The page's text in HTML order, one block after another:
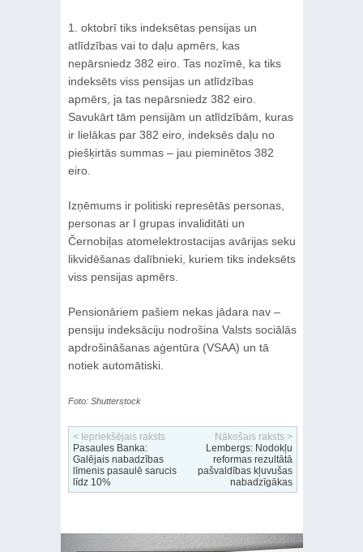
1. oktobrī tiks indeksētas pensijas un
atlīdzības vai to daļu apmērs, kas
nepārsniedz 382 eiro. Tas nozīmē, ka tiks
indeksēts viss pensijas un atlīdzības
apmērs, ja tas nepārsniedz 382 eiro.
Savukārt tām pensijām un atlīdzībām, kuras
ir lielākas par 382 eiro, indeksēs daļu no
piešķirtās summas – jau pieminētos 382
eiro.
Izņēmums ir politiski represētās personas,
personas ar I grupas invaliditāti un
Černobiļas atomelektrostacijas avārijas seku
likvidēšanas dalībnieki, kuriem tiks indeksēts
viss pensijas apmērs.
Pensionāriem pašiem nekas jādara nav –
pensiju indeksāciju nodrošina Valsts sociālās
apdrošināšanas aģentūra (VSAA) un tā
notiek automātiski.
Foto: Shutterstock
< Iepriekšējais raksts
Pasaules Banka:
Galējais nabadzības
līmenis pasaulē sarucis
līdz 10%
Nākošais raksts >
Lembergs: Nodokļu
reformas rezultātā
pašvaldības kļuvušas
nabadzīgākas